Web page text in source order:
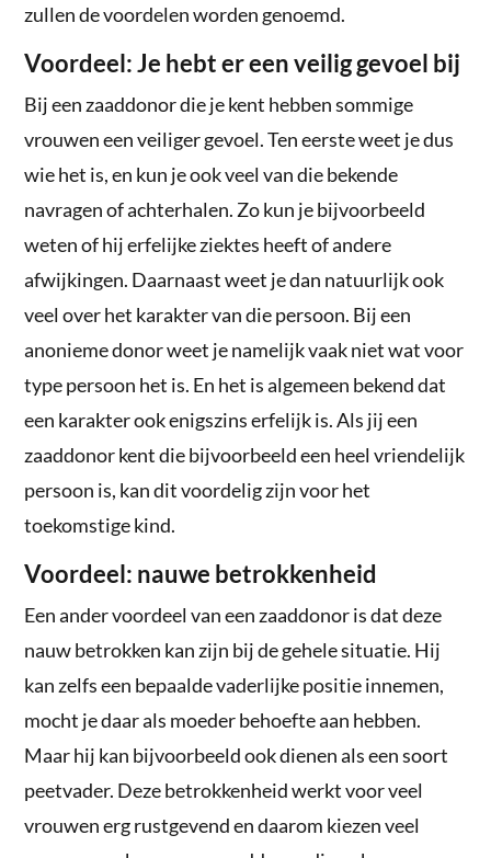
zullen de voordelen worden genoemd.
Voordeel: Je hebt er een veilig gevoel bij
Bij een zaaddonor die je kent hebben sommige
vrouwen een veiliger gevoel. Ten eerste weet je dus
wie het is, en kun je ook veel van die bekende
navragen of achterhalen. Zo kun je bijvoorbeeld
weten of hij erfelijke ziektes heeft of andere
afwijkingen. Daarnaast weet je dan natuurlijk ook
veel over het karakter van die persoon. Bij een
anonieme donor weet je namelijk vaak niet wat voor
type persoon het is. En het is algemeen bekend dat
een karakter ook enigszins erfelijk is. Als jij een
zaaddonor kent die bijvoorbeeld een heel vriendelijk
persoon is, kan dit voordelig zijn voor het
toekomstige kind.
Voordeel: nauwe betrokkenheid
Een ander voordeel van een zaaddonor is dat deze
nauw betrokken kan zijn bij de gehele situatie. Hij
kan zelfs een bepaalde vaderlijke positie innemen,
mocht je daar als moeder behoefte aan hebben.
Maar hij kan bijvoorbeeld ook dienen als een soort
peetvader. Deze betrokkenheid werkt voor veel
vrouwen erg rustgevend en daarom kiezen veel